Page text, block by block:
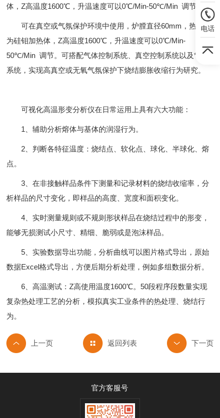
体，Z高温度1600℃，升温速度可以0℃/Min-50℃/Min 调节。
可在真空或气氛保护环境中使用，炉膛直径60mm，热元件
为硅钼加热体，Z高温度1600℃，升温速度可以0℃/Min-
50℃/Min 调节。可搭配气体控制系统、真空控制系统以及*控氧
系统，实现高真空或无氧气氛保护下烧结膨胀收缩行为研究。
可视化高温形变分析仪在日常运用上具有六大功能：
1、辅助分析熔体与基体的润湿行为。
2、判断各特征温度：烧结点、软化点、球化、半球化、熔
点。
3、在非接触样品条件下测量和记录材料的烧结收缩率，分
析样品的尺寸变化，即样品的高度、宽度和面积变化。
4、实时测量规则或不规则形状样品在烧结过程中的形变，
能够无损测试小尺寸、精细、脆弱或是泡沫样品。
5、实验数据导出功能，分析曲线可以图片格式导出，原始
数据Excel格式导出，方便后期分析处理，例如多组数据分析。
6、高温测试：Z高使用温度1600℃。50段程序段数量实现
复杂热处理工艺的分析，模拟真实工业条件的热处理、烧结行
为。
返回列表
官方客服号
电话